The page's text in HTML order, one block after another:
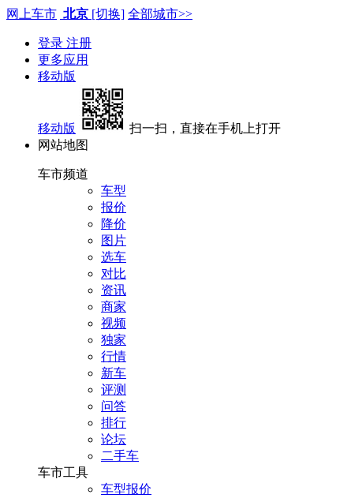
网上车市 北京 [切换] 全部城市>>
登录 注册
更多应用
移动版
移动版
扫一扫，直接在手机上打开
网站地图
车市频道
车型
报价
降价
图片
选车
对比
资讯
商家
视频
独家
行情
新车
评测
问答
排行
论坛
二手车
车市工具
车型报价